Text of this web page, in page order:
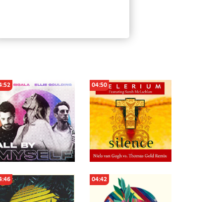
04:50
04:42